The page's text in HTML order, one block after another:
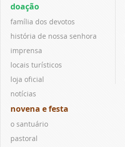
doação
família dos devotos
história de nossa senhora
imprensa
locais turísticos
loja oficial
notícias
novena e festa
o santuário
pastoral